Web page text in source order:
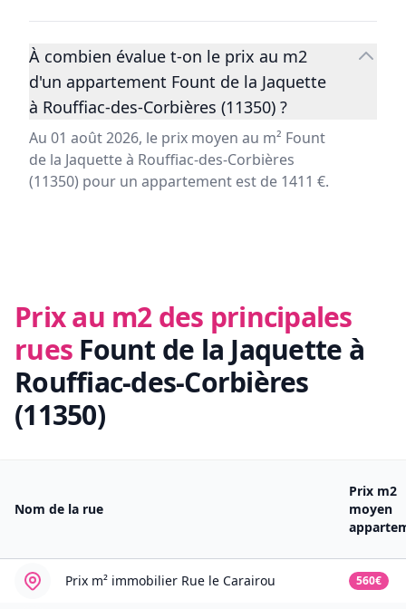
À combien évalue t-on le prix au m2
d'un appartement Fount de la Jaquette
à Rouffiac-des-Corbières (11350) ?
Au 01 août 2026, le prix moyen au m² Fount
de la Jaquette à Rouffiac-des-Corbières
(11350) pour un appartement est de 1411 €.
Prix au m2 des principales
rues Fount de la Jaquette à
Rouffiac-des-Corbières
(11350)
Nom de la rue
Prix m2
moyen
Prix m² immobilier Rue le Carairou 560€